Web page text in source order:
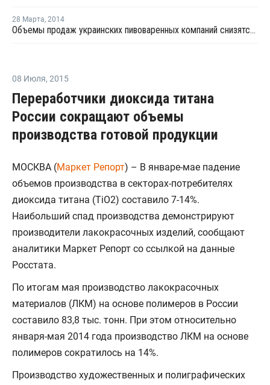
28 Марта, 2014
Объемы продаж украинских пивоваренных компаний снизятся из-за событий в Крыму
08 Июля, 2015
Переработчики диоксида титана
России сокращают объемы
производства готовой продукции
МОСКВА (Маркет Репорт) – В январе-мае падение
объемов производства в секторах-потребителях
диоксида титана (TiO2) составило 7-14%.
Наибольший спад производства демонстрируют
производители лакокрасочных изделий, сообщают
аналитики Маркет Репорт со ссылкой на данные
Росстата.
По итогам мая производство лакокрасочных
материалов (ЛКМ) на основе полимеров в России
составило 83,8 тыс. тонн. При этом относительно
января-мая 2014 года производство ЛКМ на основе
полимеров сократилось на 14%.
Производство художественных и полиграфических